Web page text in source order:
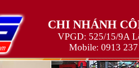
CHI NHÁNH
VPGD: 525/15/9A
Mobile: 0913